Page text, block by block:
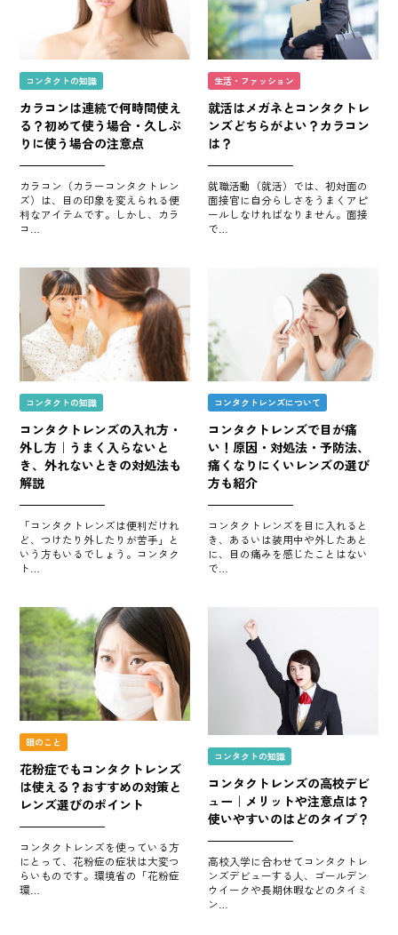
コンタクトの知識
カラコンは連続で何時間使え
る？初めて使う場合・久しぶ
りに使う場合の注意点
カラコン（カラーコンタクトレン
ズ）は、目の印象を変えられる便
利なアイテムです。しかし、カラ
コ…
生活・ファッション
就活はメガネとコンタクトレ
ンズどちらがよい？カラコン
は？
就職活動（就活）では、初対面の
面接官に自分らしさをうまくアピ
ールしなければなりません。面接
で…
コンタクトの知識
コンタクトレンズの入れ方・
外し方｜うまく入らないと
き、外れないときの対処法も
解説
「コンタクトレンズは便利だけれ
ど、つけたり外したりが苦手」と
いう方もいるでしょう。コンタク
ト…
コンタクトレンズについて
コンタクトレンズで目が痛
い！原因・対処法・予防法、
痛くなりにくいレンズの選び
方も紹介
コンタクトレンズを目に入れると
き、あるいは装用中や外したあと
に、目の痛みを感じたことはない
で…
眼のこと
花粉症でもコンタクトレンズ
は使える？おすすめの対策と
レンズ選びのポイント
コンタクトレンズを使っている方
にとって、花粉症の症状は大変つ
らいものです。環境省の「花粉症
環…
コンタクトの知識
コンタクトレンズの高校デビ
ュー｜メリットや注意点は？
使いやすいのはどのタイプ？
高校入学に合わせてコンタクトレ
ンズデビューする人、ゴールデン
ウイークや長期休暇などのタイミ
ン…